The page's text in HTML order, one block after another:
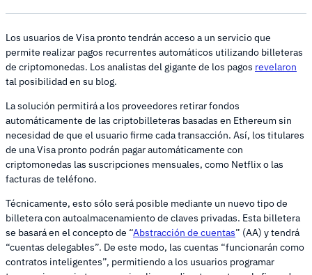
Los usuarios de Visa pronto tendrán acceso a un servicio que
permite realizar pagos recurrentes automáticos utilizando billeteras
de criptomonedas. Los analistas del gigante de los pagos revelaron
tal posibilidad en su blog.
La solución permitirá a los proveedores retirar fondos
automáticamente de las criptobilleteras basadas en Ethereum sin
necesidad de que el usuario firme cada transacción. Así, los titulares
de una Visa pronto podrán pagar automáticamente con
criptomonedas las suscripciones mensuales, como Netflix o las
facturas de teléfono.
Técnicamente, esto sólo será posible mediante un nuevo tipo de
billetera con autoalmacenamiento de claves privadas. Esta billetera
se basará en el concepto de “Abstracción de cuentas” (AA) y tendrá
“cuentas delegables”. De este modo, las cuentas “funcionarán como
contratos inteligentes”, permitiendo a los usuarios programar